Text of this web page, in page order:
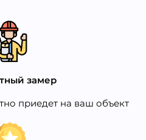
замер
приедет на ваш объект